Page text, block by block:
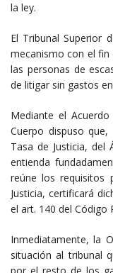
la ley.
El Tribunal Superior
mecanismo con el fin
las personas de
de litigar sin gastos
Mediante el Acuerdo
Cuerpo dispuso
Tasa de Justicia, del
entienda
reúne los requisitos
Justicia, certificará
el art. 140 del Código
Inmediatamente, la
situación al tribunal